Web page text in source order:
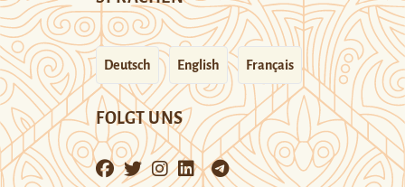
Deutsch English Français
FOLGT UNS